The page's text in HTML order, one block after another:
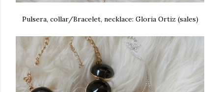
Pulsera, collar/Bracelet, necklace: Gloria Ortiz (sales)